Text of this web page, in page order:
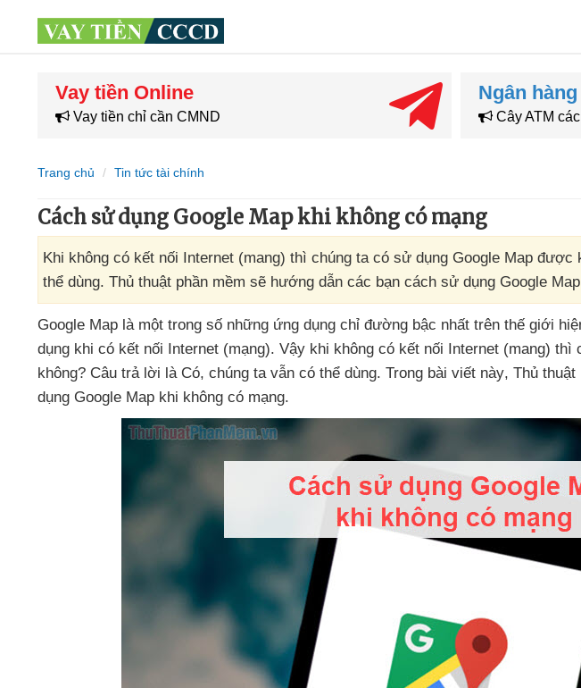
Vay tiền Online
Vay tiền chỉ cần CMND
Ngân
Cây ATM
Trang chủ Tin tức tài chính
Cách sử dụng Google Map khi không có mạng
Khi không có kết nối Internet (mang) thì chúng ta có sử dụng Google Map
thể dùng. Thủ thuật phần mềm sẽ hướng dẫn các bạn cách sử dụng Google
Google Map là một trong số những ứng dụng chỉ đường bậc nhất trên thế giới
dụng khi có kết nối Internet (mạng). Vậy khi không có kết nối Internet (mang) thì
không? Câu trả lời là Có, chúng ta vẫn có thể dùng. Trong bài viết này, Thủ thuật
dụng Google Map khi không có mạng.